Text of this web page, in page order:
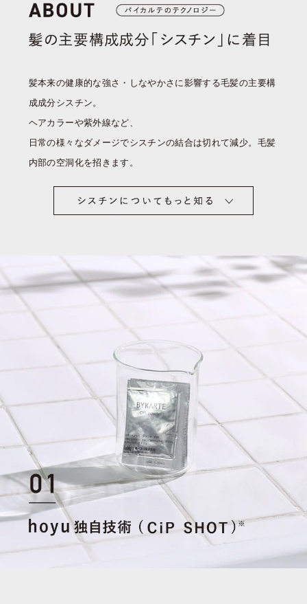
髪本来の健康的な強さ・しなやかさに影響する毛髪の主要構
成成分シスチン。
ヘアカラーや紫外線など、
日常の様々なダメージでシスチンの結合は切れて減少。毛髪
内部の空洞化を招きます。